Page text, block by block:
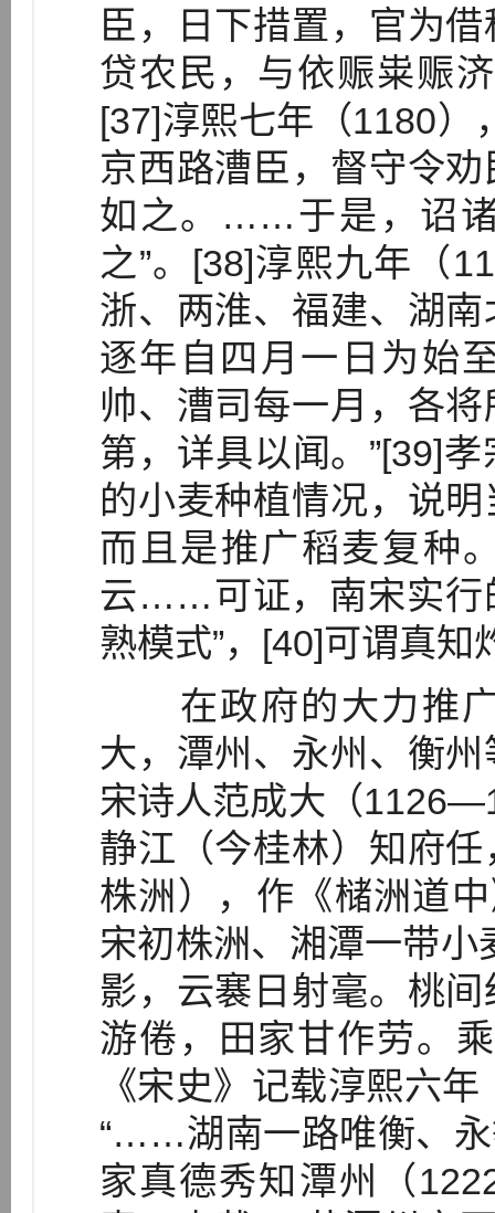
臣，日下措置，官为
贷农民，与依赈粜赈
[37]淳熙七年（1180）
京西路漕臣，督守令
如之。……于是，诏
之”。[38]淳熙九年（
浙、两淮、福建、湖
逐年自四月一日为始
帅、漕司每一月，各
第，详具以闻。”[39]
的小麦种植情况，说
而且是推广稻麦复种
云……可证，南宋实行
熟模式”，[40]可谓真知
在政府的大力推广
大，潭州、永州、衡
宋诗人范成大（
静江（今桂林）知府
株洲），作《槠洲道
宋初株洲、湘潭一带小
影，云褰日射毫。桃
游倦，田家甘作劳。
《宋史》记载淳熙六
“……湖南一路唯衡、
家真德秀知潭州（